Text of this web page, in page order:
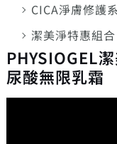
CICA淨膚修護
潔美淨特惠組合
PHYSIOGEL
尿酸無限乳霜